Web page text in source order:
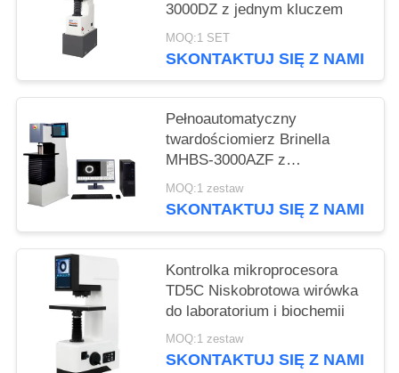
3000DZ z jednym kluczem
MOQ:1 SET
SKONTAKTUJ SIĘ Z NAMI
Pełnoautomatyczny
twardościomierz Brinella
MHBS-3000AZF z
zmotoryzowaną konstrukcją
podnoszenia
MOQ:1 zestaw
SKONTAKTUJ SIĘ Z NAMI
Kontrolka mikroprocesora
TD5C Niskobrotowa wirówka
do laboratorium i biochemii
MOQ:1 zestaw
SKONTAKTUJ SIĘ Z NAMI